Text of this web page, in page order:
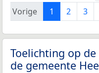
Vorige
1 2 3
Toelichting op
de gemeente